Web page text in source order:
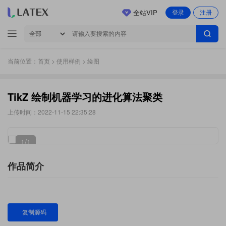
登录 注册
全站VIP
当前位置： 首页 > 使用样例 > 绘图
TikZ 绘制机器学习的进化算法聚类
上传时间：2022-11-15 22:35:28
1/1
作品简介
复制源码